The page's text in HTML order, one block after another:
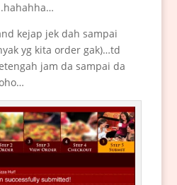
kejap jek dah sampai
yg kita order gak)…td
jam da sampai da